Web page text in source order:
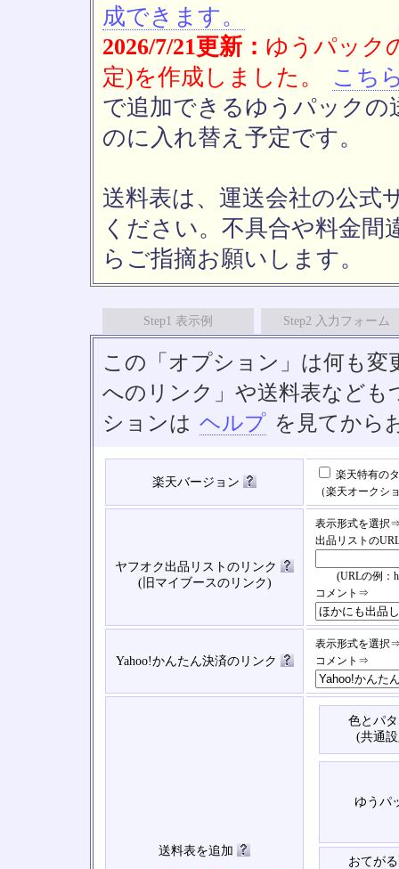
成できます。
2026/7/21更新： ゆうパック
定)を作成しました。
こち
で追加できるゆうパックの
のに入れ替え予定です。
送料表は、運送会社の公式
ください。不具合や料金間
らご指摘お願いします。
Step1 表示例 Step2 入力フォーム
この「オプション」は何も
へのリンク」や送料表など
ションは ヘルプ を見てから
楽天バージョン
楽天特有の
（楽天オークシ
ヤフオク出品リストのリンク
(旧マイブースのリンク)
表示形式を選択
出品リストの
(URLの例：
コメント⇒
Yahoo!かんたん決済のリンク
表示形式を選択
コメント⇒
送料表を追加
色とパ
(共通
ゆうパ
おてが